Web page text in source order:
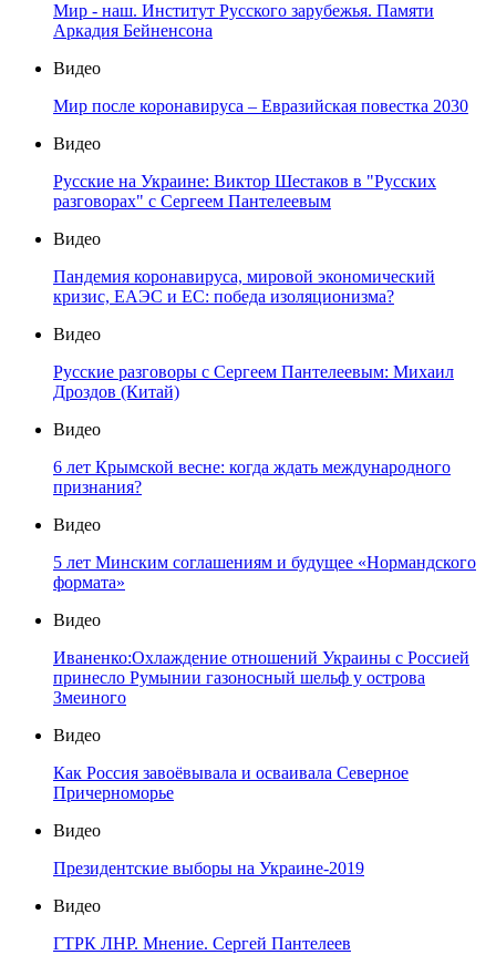
Мир - наш. Институт Русского зарубежья. Памяти
Аркадия Бейненсона
Видео
Мир после коронавируса – Евразийская повестка 2030
Видео
Русские на Украине: Виктор Шестаков в "Русских
разговорах" с Сергеем Пантелеевым
Видео
Пандемия коронавируса, мировой экономический
кризис, ЕАЭС и ЕС: победа изоляционизма?
Видео
Русские разговоры с Сергеем Пантелеевым: Михаил
Дроздов (Китай)
Видео
6 лет Крымской весне: когда ждать международного
признания?
Видео
5 лет Минским соглашениям и будущее «Нормандского
формата»
Видео
Иваненко:Охлаждение отношений Украины с Россией
принесло Румынии газоносный шельф у острова
Змеиного
Видео
Как Россия завоёвывала и осваивала Северное
Причерноморье
Видео
Президентские выборы на Украине-2019
Видео
ГТРК ЛНР. Мнение. Сергей Пантелеев